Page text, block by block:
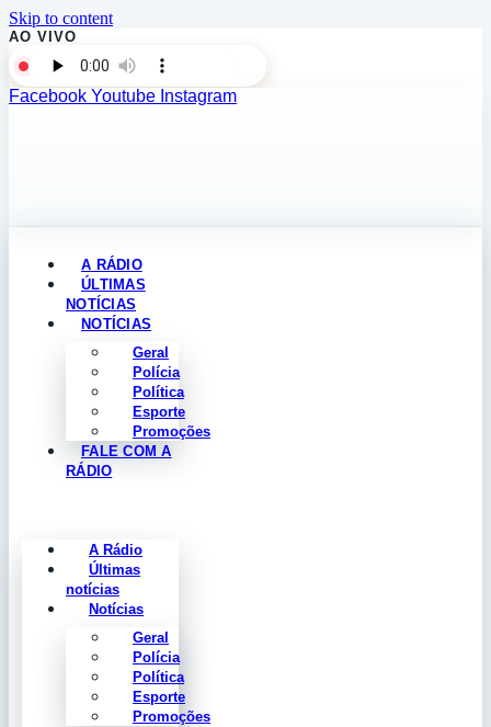
Skip to content
AO VIVO
Facebook Youtube Instagram
A RÁDIO
ÚLTIMAS
NOTÍCIAS
NOTÍCIAS
Geral
Polícia
Política
Esporte
Promoções
FALE COM A
RÁDIO
A Rádio
Últimas
notícias
Notícias
Geral
Polícia
Política
Esporte
Promoções